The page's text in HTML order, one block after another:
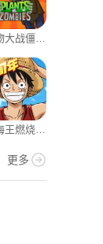
大战僵尸
用宝版本
王燃烧意
更多